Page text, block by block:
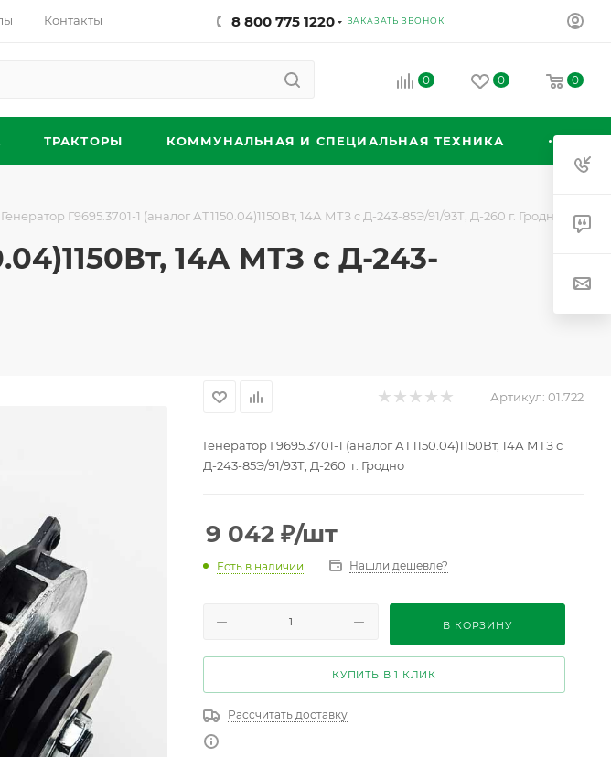
Контакты 8 800 775 1220 ЗАКАЗАТЬ ЗВОНОК
0 0 0
ТРАКТОРЫ КОММУНАЛЬНАЯ И СПЕЦИАЛЬНАЯ ТЕХНИКА
Генератор Г9695.3701-1 (аналог АТ1150.04)1150Вт, 14А МТЗ с Д-243-85Э/91/93Т, Д-260 г. Гродно
14А МТЗ с Д-243-
Артикул: 01.722
Генератор Г9695.3701-1 (аналог АТ1150.04)1150Вт, 14А МТЗ с
Д-243-85Э/91/93Т, Д-260 г. Гродно
9 042 ₽/шт
Есть в наличии Нашли дешевле?
В КОРЗИНУ
КУПИТЬ В 1 КЛИК
Рассчитать доставку